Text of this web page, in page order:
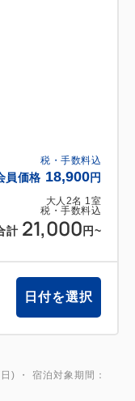
光に便利なホテル
などビジネス利用
ボットがスタッフ
ラム」によるチェ
税・手数料込
員価格 18,900円
大人 2名 1室
税・手数料込
計 21,000 円~
日付を選択
・ 宿泊対象期間：